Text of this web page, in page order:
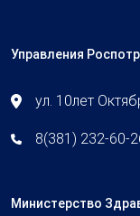
Управления
ул. 10лет
8(381) 232-60-
Министерство